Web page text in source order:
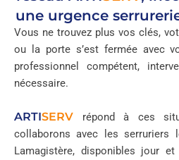
une urgence
Vous ne trouvez plus vos clés,
ou la porte s’est fermée avec
professionnel compétent,
nécessaire.
ARTISERV répond à ces
collaborons avec les serruriers
Lamagistère, disponibles jour